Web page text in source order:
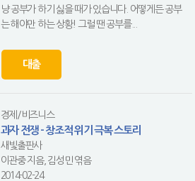
냥 공부가 하기 싫을 때가 있습니다. 어떻게든 공부
는 해야만 하는 상황! 그럴 땐 공부를...
대출
경제/비즈니스
과자 전쟁 - 창조적 위기 극복 스토리
새빛출판사
이관중 지음, 김성민 엮음
2014-02-24